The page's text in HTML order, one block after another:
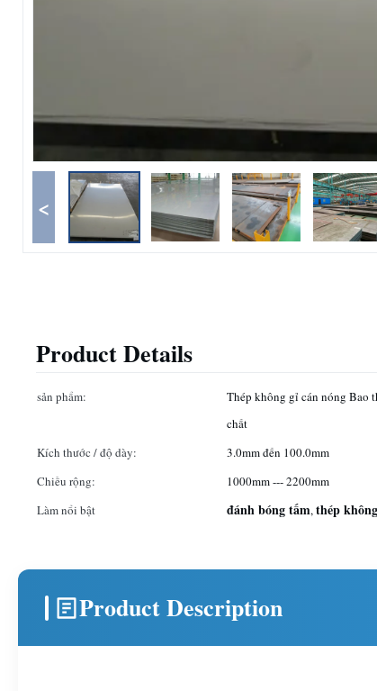
<
Product Details
sản phẩm:
Thép không gỉ cán nóng Bao
chất
Kích thước / độ dày: 3.0mm đến 100.0mm
Chiều rộng:
1000mm --- 2200mm
Làm nổi bật
đánh bóng tấm,thép
Product Description